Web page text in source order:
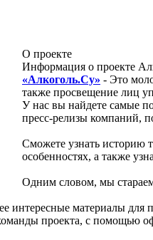
О проекте
Информация о проекте
«Алкоголь.Су» - Это
также просвещение лиц
У нас вы найдете самые
пресс-релизы компаний,
Сможете узнать историю
особенностях, а также
Одним словом, мы
материалы для
проекта, с помощью